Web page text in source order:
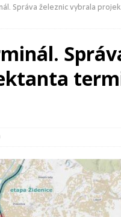
Správa železnic vybrala